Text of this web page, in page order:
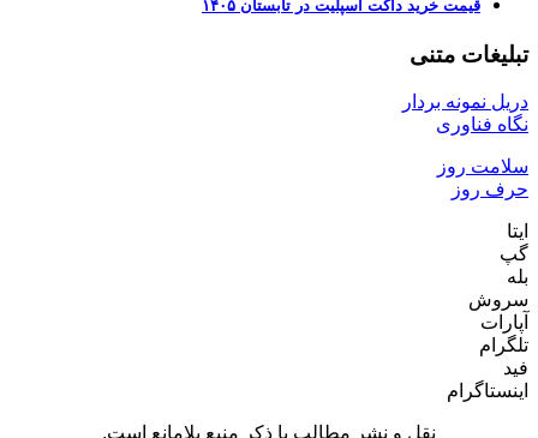
قیمت خرید داکت اسپلیت در تابستان ۱۴۰۵
تبلیغات متنی
دریل نمونه بردار
نگاه فناوری
سلامت روز
حرف روز
ایتا
گپ
بله
سروش
آپارات
تلگرام
فید
اینستاگرام
نقل و نشر مطالب با ذکر منبع بلامانع است.